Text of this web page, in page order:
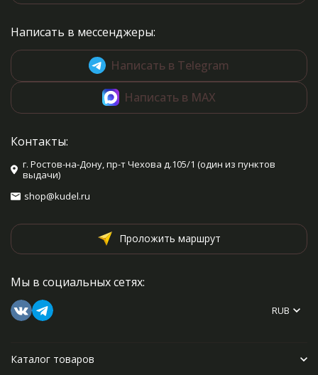
Написать в мессенджеры:
Написать в Telegram
Написать в MAX
Контакты:
г. Ростов-на-Дону, пр-т Чехова д.105/1 (один из пунктов
выдачи)
shop@kudel.ru
Проложить маршрут
Мы в социальных сетях:
RUB
Каталог товаров